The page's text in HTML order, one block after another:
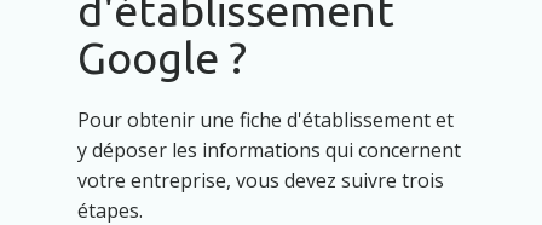
d'établissement
Google ?
Pour obtenir une fiche d'établissement et
y déposer les informations qui concernent
votre entreprise, vous devez suivre trois
étapes.